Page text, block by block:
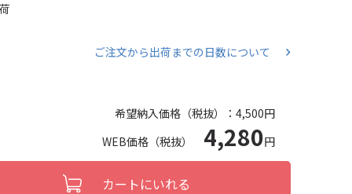
ご注文から出荷までの日数について
希望納入価格（税抜）： 4,500円
WEB価格（税抜） 4,280円
カートにいれる